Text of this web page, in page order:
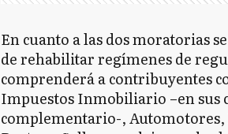
En cuanto a las dos moratorias
de rehabilitar regímenes de
comprenderá a contribuyentes
Impuestos Inmobiliario –en sus
complementario-,